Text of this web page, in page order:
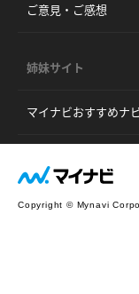
ご意見・ご感想
姉妹サイト
マイナビおすすめナ
Copyright © Mynavi